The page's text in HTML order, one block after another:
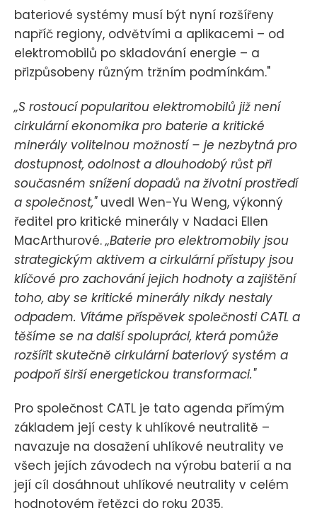
bateriové systémy musí být nyní rozšířeny
napříč regiony, odvětvími a aplikacemi – od
elektromobilů po skladování energie – a
přizpůsobeny různým tržním podmínkám."
„S rostoucí popularitou elektromobilů již není
cirkulární ekonomika pro baterie a kritické
minerály volitelnou možností – je nezbytná pro
dostupnost, odolnost a dlouhodobý růst při
současném snížení dopadů na životní prostředí
a společnost," uvedl Wen-Yu Weng, výkonný
ředitel pro kritické minerály v Nadaci Ellen
MacArthurové.„Baterie pro elektromobily jsou
strategickým aktivem a cirkulární přístupy jsou
klíčové pro zachování jejich hodnoty a zajištění
toho, aby se kritické minerály nikdy nestaly
odpadem. Vítáme příspěvek společnosti CATL a
těšíme se na další spolupráci, která pomůže
rozšířit skutečně cirkulární bateriový systém a
podpoří širší energetickou transformaci."
Pro společnost CATL je tato agenda přímým
základem její cesty k uhlíkové neutralitě –
navazuje na dosažení uhlíkové neutrality ve
všech jejích závodech na výrobu baterií a na
její cíl dosáhnout uhlíkové neutrality v celém
hodnotovém řetězci do roku 2035.